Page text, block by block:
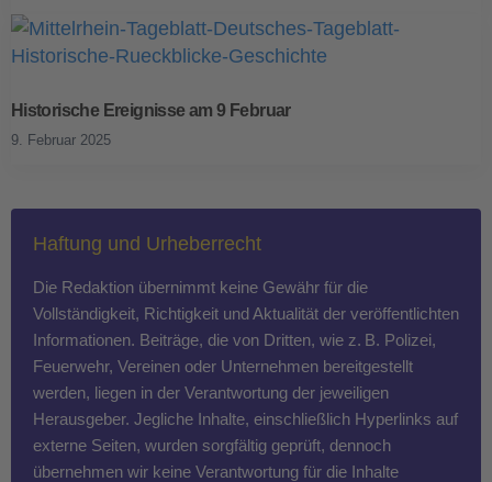
Historische Ereignisse am 9 Februar
9. Februar 2025
Haftung und Urheberrecht
Die Redaktion übernimmt keine Gewähr für die
Vollständigkeit, Richtigkeit und Aktualität der veröffentlichten
Informationen. Beiträge, die von Dritten, wie z. B. Polizei,
Feuerwehr, Vereinen oder Unternehmen bereitgestellt
werden, liegen in der Verantwortung der jeweiligen
Herausgeber. Jegliche Inhalte, einschließlich Hyperlinks auf
externe Seiten, wurden sorgfältig geprüft, dennoch
übernehmen wir keine Verantwortung für die Inhalte